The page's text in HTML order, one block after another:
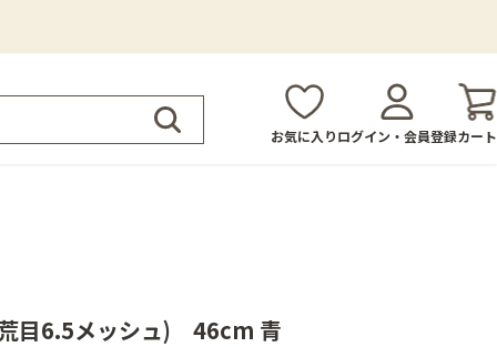
お気に入りログイン・会員登録カート
目6.5メッシュ) 46cm 青